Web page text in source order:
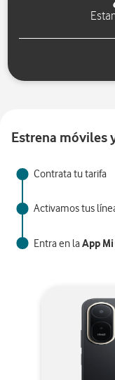
Estrena móviles
Contrata tu tarifa
Activamos tus
Entra en laApp